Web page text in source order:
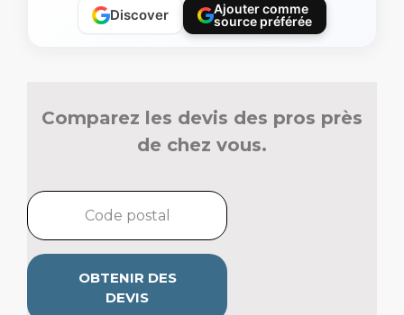
Discover
Ajouter comme
source préférée
Comparez les devis des pros près
de chez vous.
OBTENIR DES
DEVIS